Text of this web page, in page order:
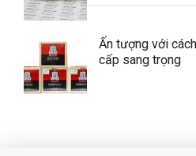
Ấn tượng với
cấp sang trọng